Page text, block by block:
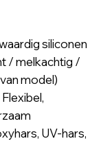
siliconen
/ melkachtig /
model)
Flexibel,
UV-hars,